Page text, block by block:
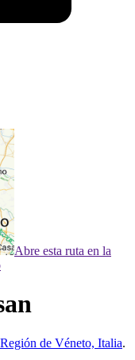
Abre esta ruta en la
de Véneto, Italia.